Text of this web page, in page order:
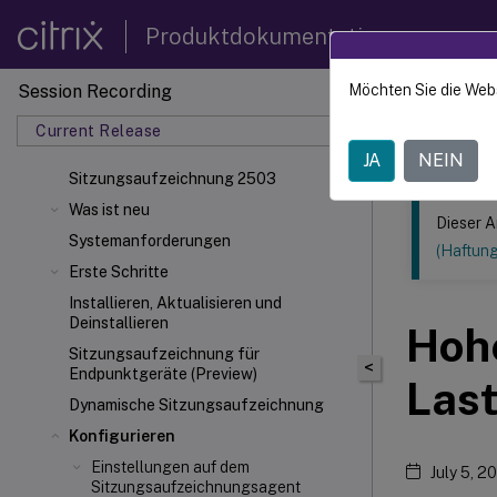
Produktdokumentation
Session Recording
Current Release
Sitzungsaufzeichnung 2503
Was ist neu
Systemanforderungen
Erste Schritte
Installieren, Aktualisieren und
Deinstallieren
Sitzungsaufzeichnung für
Endpunktgeräte (Preview)
Dynamische Sitzungsaufzeichnung
Konfigurieren
Einstellungen auf dem
Sitzungsaufzeichnungsagent
Dieser Inhalt
<
Dieser
July 5,
Möchten Sie die
JA NEIN